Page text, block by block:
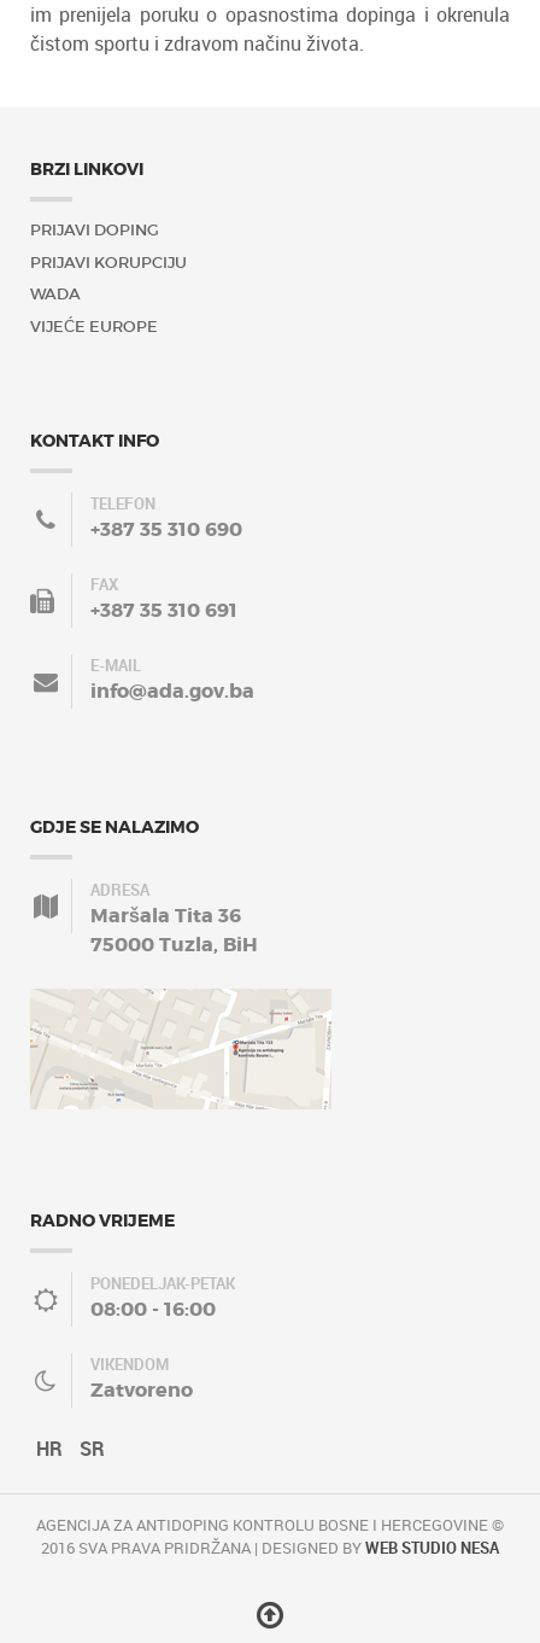
im prenijela poruku o opasnostima dopinga i okrenula
čistom sportu i zdravom načinu života.
BRZI LINKOVI
PRIJAVI DOPING
PRIJAVI KORUPCIJU
WADA
VIJEĆE EUROPE
KONTAKT INFO
TELEFON
+387 35 310 690
FAX
+387 35 310 691
E-MAIL
info@ada.gov.ba
GDJE SE NALAZIMO
ADRESA
Maršala Tita 36
75000 Tuzla, BiH
RADNO VRIJEME
PONEDELJAK-PETAK
08:00 - 16:00
VIKENDOM
Zatvoreno
HR SR
AGENCIJA ZA ANTIDOPING KONTROLU BOSNE I HERCEGOVINE ©
2016 SVA PRAVA PRIDRŽANA | DESIGNED BYWEB STUDIO NESA